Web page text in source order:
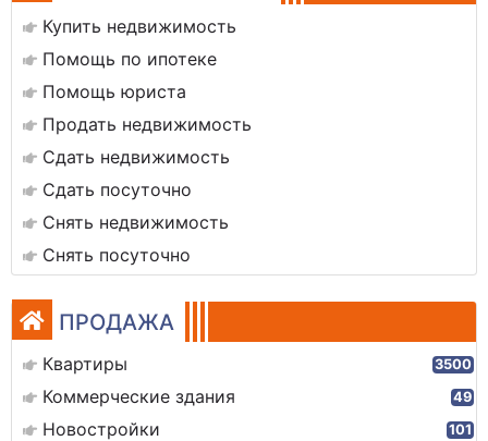
Купить недвижимость
Помощь по ипотеке
Помощь юриста
Продать недвижимость
Сдать недвижимость
Сдать посуточно
Снять недвижимость
Снять посуточно
ПРОДАЖА
Квартиры 3500
Коммерческие здания 49
Новостройки 101